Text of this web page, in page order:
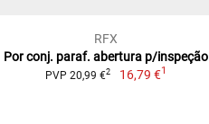
RFX
Por conj. paraf. abertura p/inspeção
PVP 20,99 €2 16,79 €1